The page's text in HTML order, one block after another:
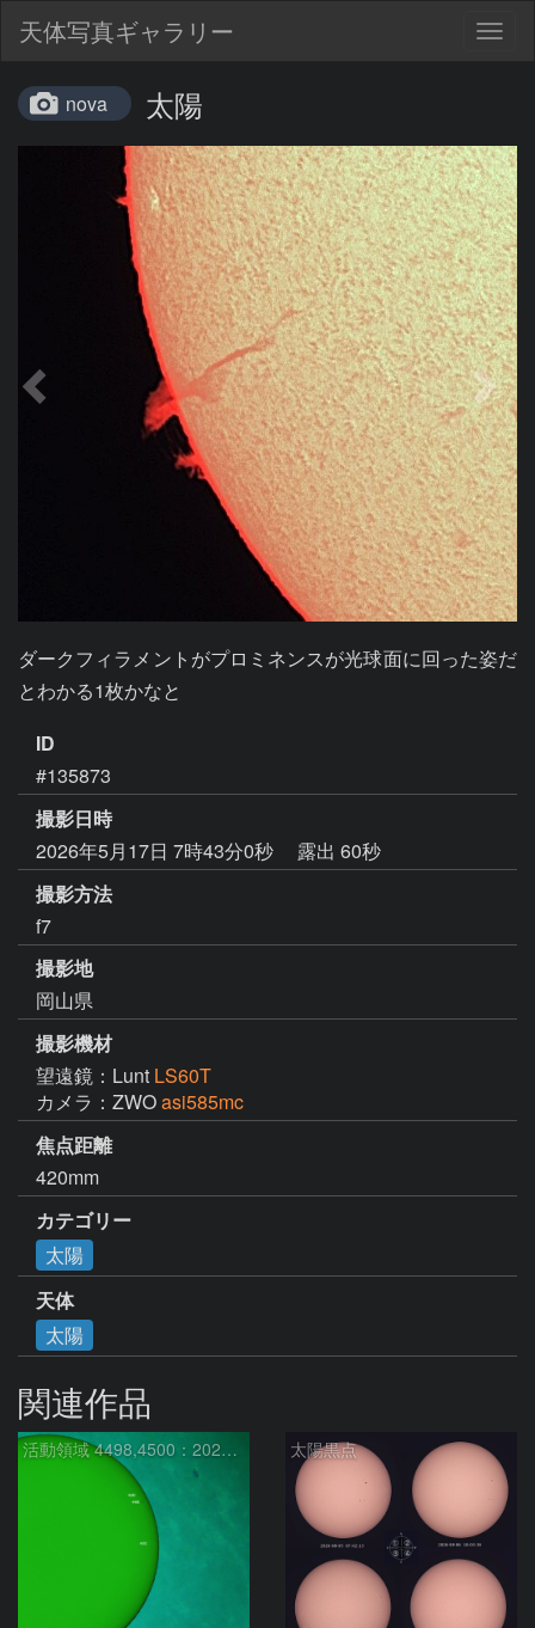
天体写真ギャラリー
nova 太陽
ダークフィラメントがプロミネンスが光球面に回った姿だ
ID
#135873
撮影日時
2026年5月17日 7時43分0秒
露出 60秒
撮影方法
f7
撮影地
岡山県
撮影機材
望遠鏡：Lunt LS60T
カメラ：ZWOasi585mc
焦点距離
420mm
カテゴリー
太陽
天体
太陽
関連作品
活動領域 4498,4500：2026/08/08 太陽黒点